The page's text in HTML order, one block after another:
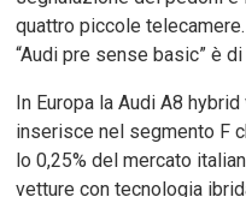
quattro piccole
“Audi pre sense basic” è
In Europa la Audi A8
inserisce nel segmento F
lo 0,25% del mercato
vetture con tecnologia